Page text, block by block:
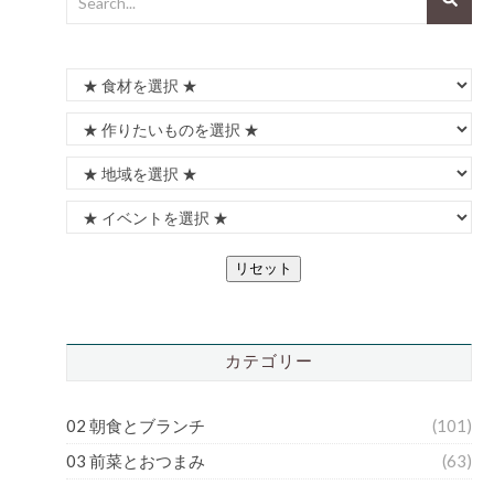
リセット
カテゴリー
02 朝食とブランチ
(101)
03 前菜とおつまみ
(63)